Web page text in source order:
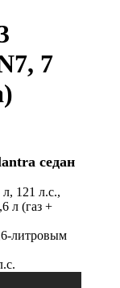
7
седан
121 л.с.,
л (газ +
литровым